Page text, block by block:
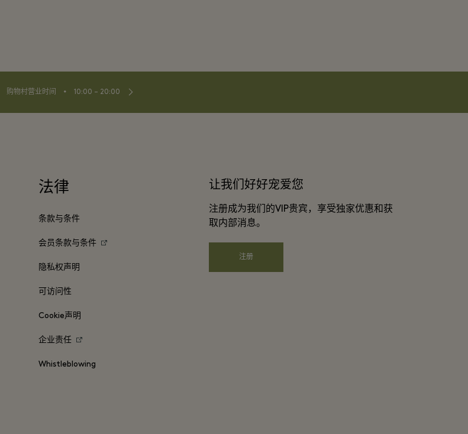
购物村营业时间 ⬩ 10:00 – 20:00
法律
条款与条件
会员条款与条件
隐私权声明
可访问性
Cookie声明
企业责任
Whistleblowing
让我们好好宠爱您
注册成为我们的VIP贵宾，享受独家优惠和获
取内部消息。
注册